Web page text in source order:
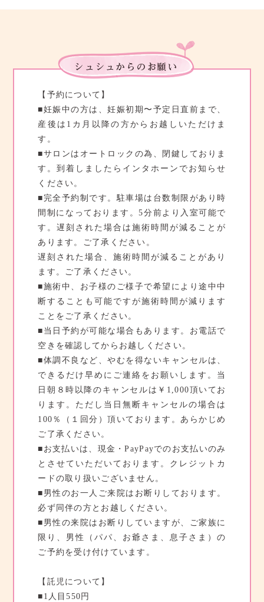
【予約について】
■妊娠中の方は、妊娠初期〜予定日直前まで、
産後は1カ月以降の方からお越しいただけま
す。
■サロンはオートロックの為、閉鍵しておりま
す。到着しましたらインタホーンでお知らせ
ください。
■完全予約制です。駐車場は台数制限があり時
間制になっております。5分前より入室可能で
す。遅刻された場合は施術時間が減ることが
あります。ご了承ください。
遅刻された場合、施術時間が減ることがあり
ます。ご了承ください。
■施術中、お子様のご様子で希望により途中中
断することも可能ですが施術時間が減ります
ことをご了承ください。
■当日予約が可能な場合もあります。お電話で
空きを確認してからお越しください。
■体調不良など、やむを得ないキャンセルは、
できるだけ早めにご連絡をお願いします。当
日朝８時以降のキャンセルは￥1,000頂いてお
ります。ただし当日無断キャンセルの場合は
100％（１回分）頂いております。あらかじめ
ご了承ください。
■お支払いは、現金・PayPayでのお支払いのみ
とさせていただいております。クレジットカ
ードの取り扱いございません。
■男性のお一人ご来院はお断りしております。
必ず同伴の方とお越しください。
■男性の来院はお断りしていますが、ご家族に
限り、男性（パパ、お爺さま、息子さま）の
ご予約を受け付けています。
【託児について】
■1人目550円